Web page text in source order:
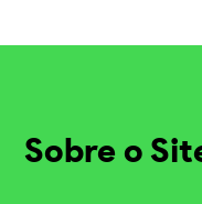
Sobre o